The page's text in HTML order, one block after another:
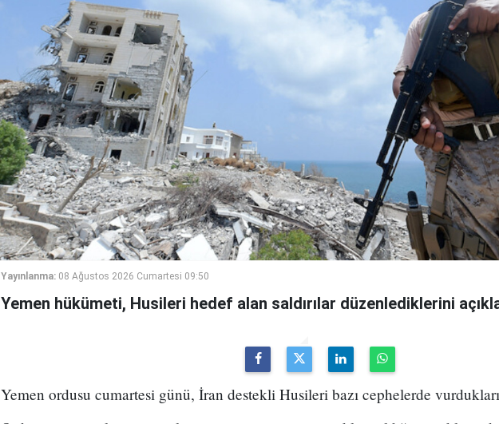
Yayınlanma: 08 Ağustos 2026 Cumartesi 09:50
Yemen hükümeti, Husileri hedef alan saldırılar düzenlediklerini
Yemen ordusu cumartesi günü, İran destekli Husileri bazı cephelerde